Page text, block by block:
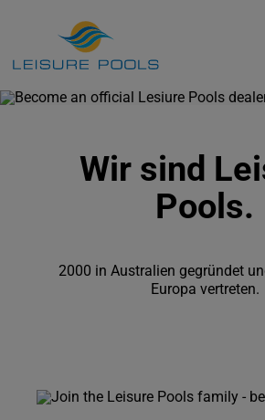
springen
Poolmodelle
Präsenz
Kontakt
Wir sind
Pools.
2000 in Australien gegründet
Europa vertreten.